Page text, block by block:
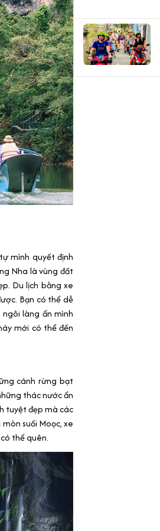
mình quyết định
Nha là vùng đất
Du lịch bằng xe
Bạn có thể dễ
làng ẩn mình
mới có thể đến
cánh rừng bạt
thác nước ẩn
tuyệt đẹp mà các
suối Moọc, xe
thể quên.